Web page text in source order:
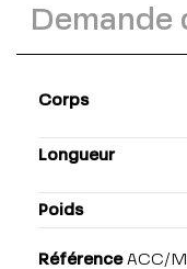
Corps
Longueur
Poids
Référence ACC/